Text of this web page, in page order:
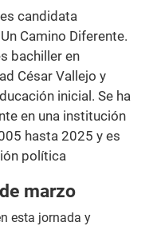
es candidata
Camino Diferente.
bachiller en
César Vallejo y
inicial. Se ha
en una institución
hasta 2025 y es
política
marzo
esta jornada y